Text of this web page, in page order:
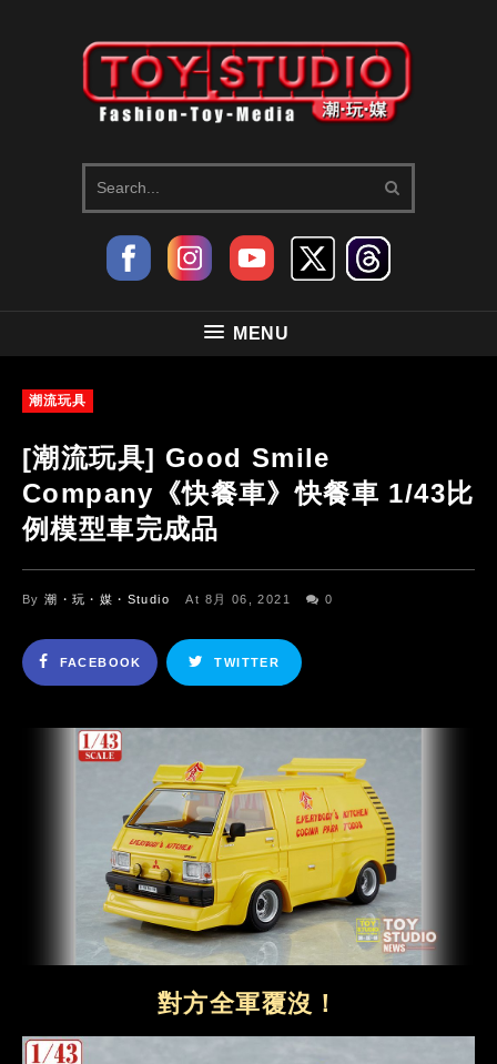
MENU
潮流玩具
[潮流玩具] Good Smile
Company《快餐車》快餐車 1/43比
例模型車完成品
By潮・玩・媒・Studio At 8月 06, 2021 0
FACEBOOK TWITTER
對方全軍覆沒！